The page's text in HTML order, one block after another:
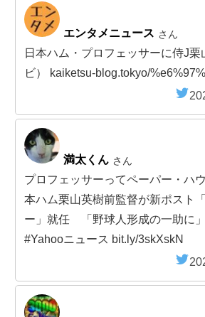
エンタメニュース さん
日本ハム・プロフェッサーに侍J栗
ビ） kaiketsu-blog.tokyo/
満太くん さん
プロフェッサーってペーパー・ハ
本ハム栗山英樹前監督が新ポスト
ー」就任 「野球人形成の一助に
#Yahooニュース bit.ly/3skXskN